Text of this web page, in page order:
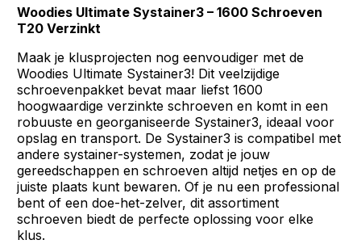
Woodies Ultimate Systainer3 – 1600 Schroeven
T20 Verzinkt
Maak je klusprojecten nog eenvoudiger met de
Woodies Ultimate Systainer3! Dit veelzijdige
schroevenpakket bevat maar liefst 1600
hoogwaardige verzinkte schroeven en komt in een
robuuste en georganiseerde Systainer3, ideaal voor
opslag en transport. De Systainer3 is compatibel met
andere systainer-systemen, zodat je jouw
gereedschappen en schroeven altijd netjes en op de
juiste plaats kunt bewaren. Of je nu een professional
bent of een doe-het-zelver, dit assortiment
schroeven biedt de perfecte oplossing voor elke
klus.